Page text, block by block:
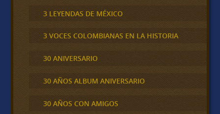
3 LEYENDAS DE MÉXICO
3 VOCES COLOMBIANAS EN LA HISTORIA
30 ANIVERSARIO
30 AÑOS ALBUM ANIVERSARIO
30 AÑOS CON AMIGOS